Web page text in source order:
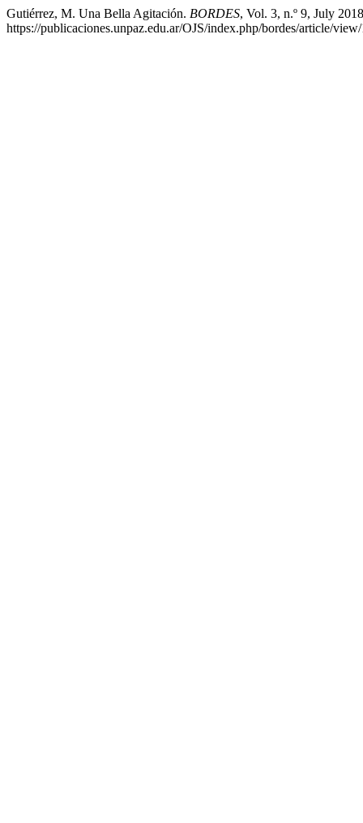
Gutiérrez, M. Una Bella Agitación. BORDES, Vol. 3, n.º 9, July
https://publicaciones.unpaz.edu.ar/OJS/index.php/bordes/article/